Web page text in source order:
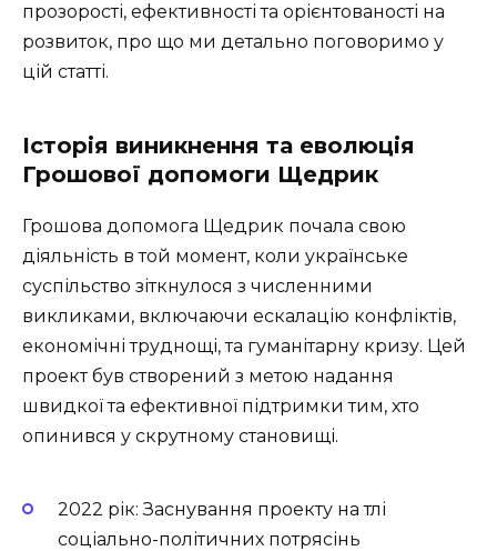
прозорості, ефективності та орієнтованості на
розвиток, про що ми детально поговоримо у
цій статті.
Історія виникнення та еволюція
Грошової допомоги Щедрик
Грошова допомога Щедрик почала свою
діяльність в той момент, коли українське
суспільство зіткнулося з численними
викликами, включаючи ескалацію конфліктів,
економічні труднощі, та гуманітарну кризу. Цей
проект був створений з метою надання
швидкої та ефективної підтримки тим, хто
опинився у скрутному становищі.
2022 рік: Заснування проекту на тлі
соціально-політичних потрясінь